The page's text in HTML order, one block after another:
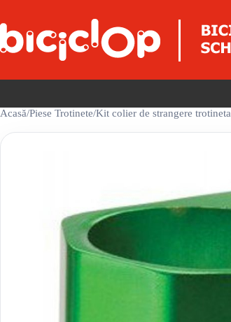
Acasă/Piese Trotinete/Kit colier de strangere